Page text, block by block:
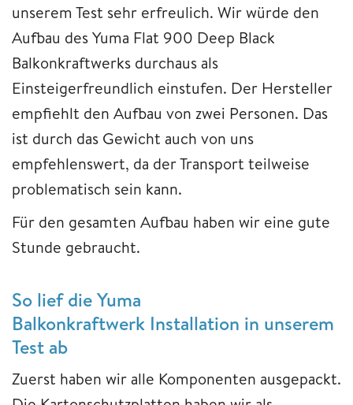
unserem Test sehr erfreulich. Wir würde den
Aufbau des Yuma Flat 900 Deep Black
Balkonkraftwerks durchaus als
Einsteigerfreundlich einstufen. Der Hersteller
empfiehlt den Aufbau von zwei Personen. Das
ist durch das Gewicht auch von uns
empfehlenswert, da der Transport teilweise
problematisch sein kann.
Für den gesamten Aufbau haben wir eine gute
Stunde gebraucht.
So lief die Yuma
Balkonkraftwerk Installation in unserem
Test ab
Zuerst haben wir alle Komponenten ausgepackt.